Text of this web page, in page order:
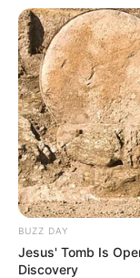
BUZZ DAY
Jesus' Tomb Is
Discovery